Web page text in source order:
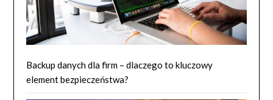
Backup danych dla firm – dlaczego to kluczowy
element bezpieczeństwa?